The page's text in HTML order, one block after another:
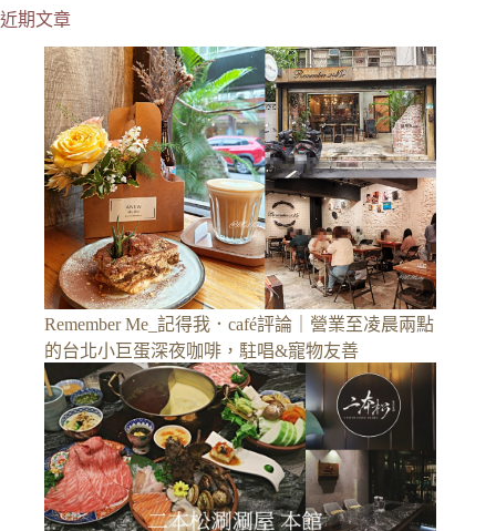
近期文章
Remember Me_記得我．café評論｜營業至凌晨兩點
的台北小巨蛋深夜咖啡，駐唱&寵物友善